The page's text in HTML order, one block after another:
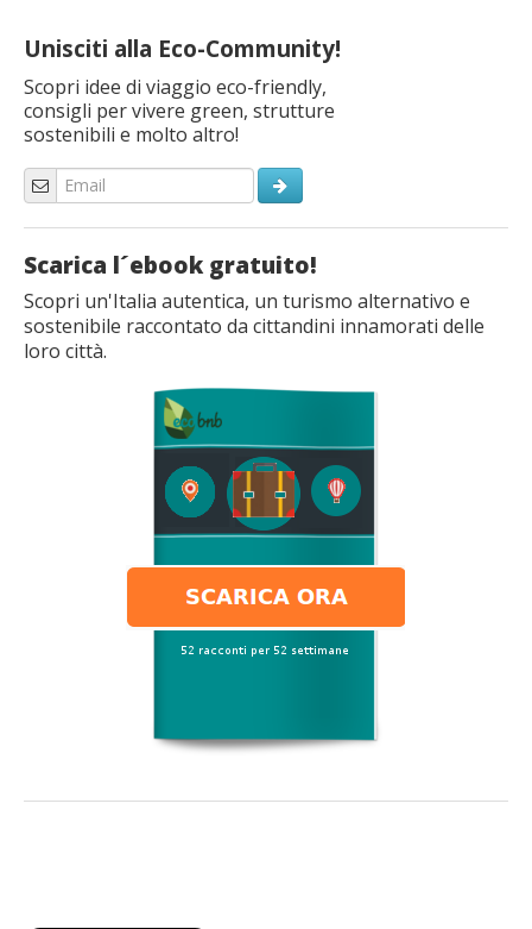
Unisciti alla Eco-Community!
Scopri idee di viaggio eco-friendly,
consigli per vivere green, strutture
sostenibili e molto altro!
Scarica l´ebook gratuito!
Scopri un'Italia autentica, un turismo alternativo e
sostenibile raccontato da cittandini innamorati delle
loro città.